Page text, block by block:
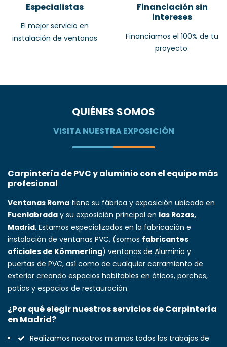
Especialistas
El mejor servicio en
instalación de ventanas
Financiación sin
intereses
Financiamos el 100% de tu
proyecto.
QUIÉNES SOMOS
VISITA NUESTRA EXPOSICIÓN
Carpintería de PVC y aluminio con el equipo más
profesional
Ventanas Roma tiene su fábrica y exposición ubicada en
Fuenlabrada y su exposición principal en las Rozas,
Madrid. Estamos especializados en la fabricación e
instalación de ventanas PVC, (somos fabricantes
oficiales de Kömmerling) ventanas de Aluminio y
puertas de PVC, así como de cualquier cerramiento de
exterior creando espacios habitables en áticos, porches,
patios y espacios de restauración.
¿Por qué elegir nuestros servicios de Carpintería
en Madrid?
Realizamos nosotros mismos todos los trabajos de